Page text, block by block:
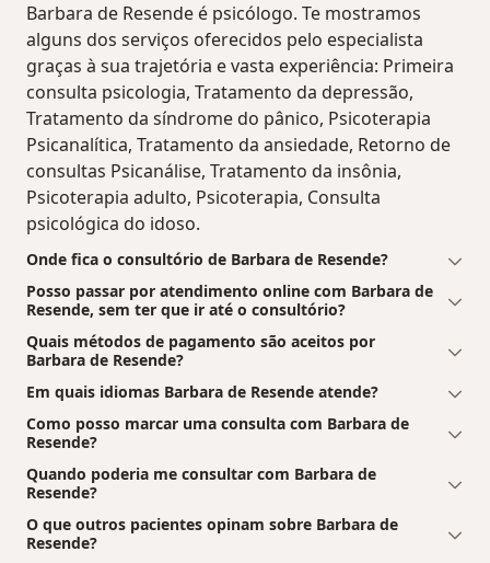
Barbara de Resende é psicólogo. Te mostramos
alguns dos serviços oferecidos pelo especialista
graças à sua trajetória e vasta experiência: Primeira
consulta psicologia, Tratamento da depressão,
Tratamento da síndrome do pânico, Psicoterapia
Psicanalítica, Tratamento da ansiedade, Retorno de
consultas Psicanálise, Tratamento da insônia,
Psicoterapia adulto, Psicoterapia, Consulta
psicológica do idoso.
Onde fica o consultório de Barbara de Resende?
Posso passar por atendimento online com Barbara de
Resende, sem ter que ir até o consultório?
Quais métodos de pagamento são aceitos por
Barbara de Resende?
Em quais idiomas Barbara de Resende atende?
Como posso marcar uma consulta com Barbara de
Resende?
Quando poderia me consultar com Barbara de
Resende?
O que outros pacientes opinam sobre Barbara de
Resende?